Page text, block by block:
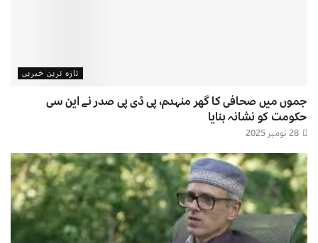
تازہ ترین خبریں
جموں میں صحافی کا گھر منہدم، پی ڈی پی صدر نے این سی
حکومت کو نشانہ بنایا